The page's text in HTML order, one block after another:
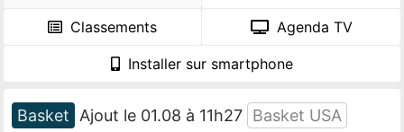
Classements Agenda TV
Installer sur smartphone
Basket Ajout le 01.08 à 11h27 Basket USA